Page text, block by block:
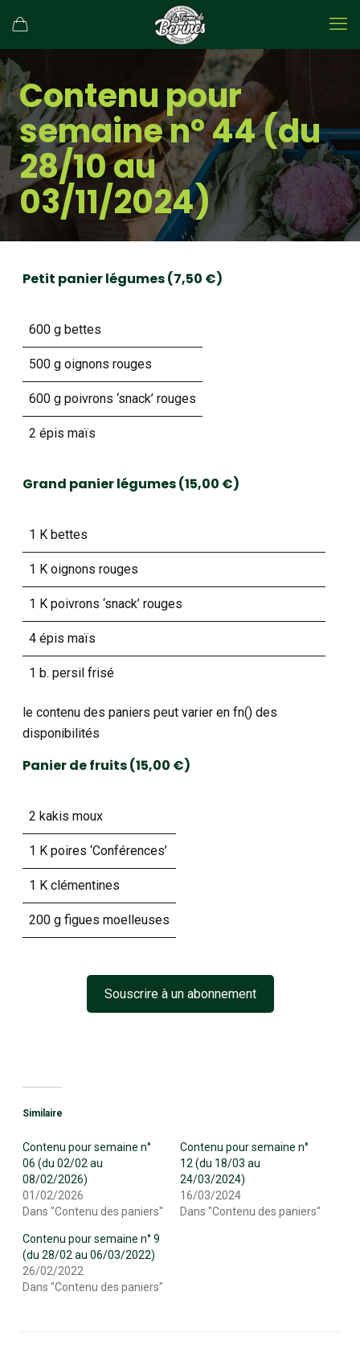
Contenu pour
semaine n° 44 (du
28/10 au
03/11/2024)
Petit panier légumes (7,50 €)
600 g bettes
500 g oignons rouges
600 g poivrons ‘snack’ rouges
2 épis maïs
Grand panier légumes (15,00 €)
1 K bettes
1 K oignons rouges
1 K poivrons ‘snack’ rouges
4 épis maïs
1 b. persil frisé
le contenu des paniers peut varier en fn() des
disponibilités
Panier de fruits (15,00 €)
2 kakis moux
1 K poires ‘Conférences’
1 K clémentines
200 g figues moelleuses
Souscrire à un abonnement
Similaire
Contenu pour semaine n°
06 (du 02/02 au
08/02/2026)
01/02/2026
Dans "Contenu des paniers"
Contenu pour semaine n°
12 (du 18/03 au
24/03/2024)
16/03/2024
Dans "Contenu des paniers"
Contenu pour semaine n° 9
(du 28/02 au 06/03/2022)
26/02/2022
Dans "Contenu des paniers"